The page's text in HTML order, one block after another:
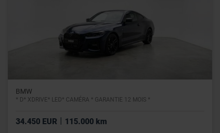
BMW
* D* XDRIVE* LED* CAMÉRA * GARANTIE 12 MOIS *
34.450 EUR | 115.000 km